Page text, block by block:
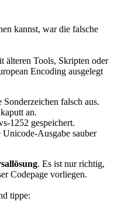
kannst, war die falsche
älteren Tools, Skripten oder
Encoding ausgelegt
falsch aus.
an.
1252 gespeichert.
Ausgabe sauber
. Es ist nur richtig,
Codepage vorliegen.
tippe: